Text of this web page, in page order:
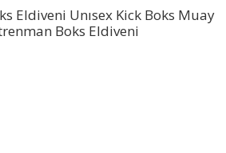
Eldiveni Unısex Kick Boks Muay
Boks Eldiveni